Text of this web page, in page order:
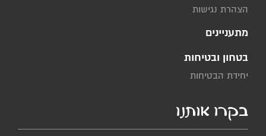
הצהרת נגישות
מתעניינים
בטחון ובטיחות
יחידת הבטיחות
בקרו אותנו